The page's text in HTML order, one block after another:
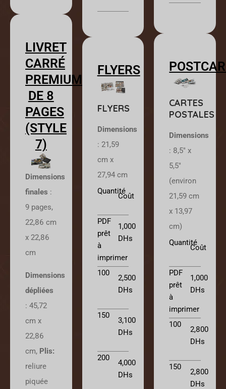
LIVRET
CARRÉ
PREMIUM
DE 8
PAGES
(STYLE
7)
Dimensions
finales :
9 pages,
22,86 cm
x 22,86
cm
Dimensions
dépliées
: 45,72
cm x
22,86
cm, Plis:
reliure
piquée
FLYERS
FLYERS
Dimensions
: 21,59
cm x
27,94 cm
Quantité
Coût
PDF
prêt
à
imprimer
1,000
DHs
100
2,500
DHs
150
3,100
DHs
200
4,000
DHs
CARTES
POSTALES
Dimensions
: 8,5″ x
5,5″
(environ
21,59 cm
x 13,97
cm)
Quantité
Coût
PDF
prêt
à
imprimer
1,000
DHs
100
2,800
DHs
150
2,800
DHs